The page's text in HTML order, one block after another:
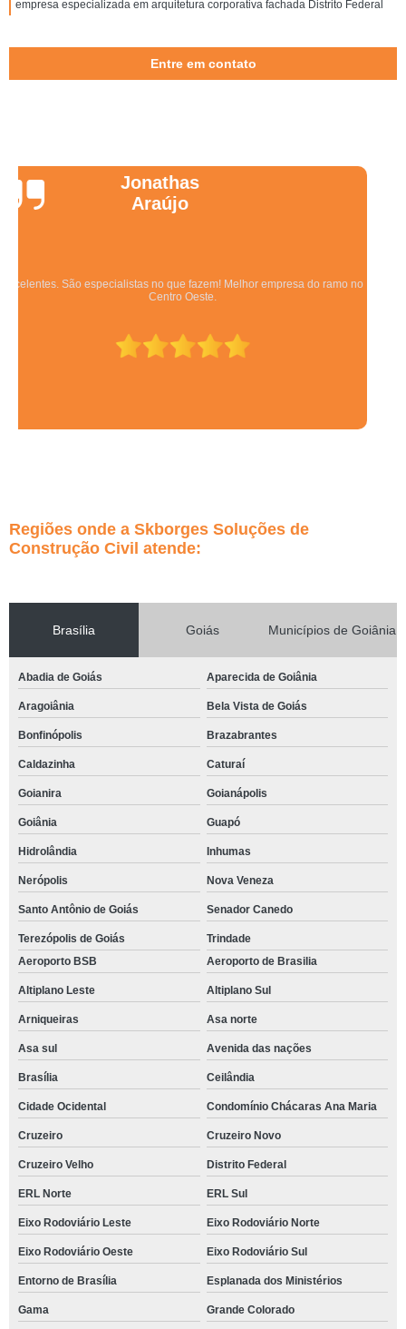
empresa especializada em arquitetura corporativa fachada Distrito Federal
Entre em contato
Wanessa
Marques
Equipe qualificada, atendimento muito pontual e de forma organizada.
Preza pela qualidade, bom gosto e preço justo.
Regiões onde a Skborges Soluções de
Construção Civil atende:
Brasília Goiás Municípios de Goiânia
Abadia de Goiás Aparecida de Goiânia
Aragoiânia Bela Vista de Goiás
Bonfinópolis Brazabrantes
Caldazinha Caturaí
Goianira Goianápolis
Goiânia Guapó
Hidrolândia Inhumas
Nerópolis Nova Veneza
Santo Antônio de Goiás Senador Canedo
Terezópolis de Goiás
Trindade
Aeroporto BSB
Aeroporto de Brasilia
Altiplano Leste Altiplano Sul
Arniqueiras Asa norte
Asa sul Avenida das nações
Brasília Ceilândia
Cidade Ocidental Condomínio Chácaras Ana Maria
Cruzeiro Cruzeiro Novo
Cruzeiro Velho Distrito Federal
ERL Norte ERL Sul
Eixo Rodoviário Leste Eixo Rodoviário Norte
Eixo Rodoviário Oeste Eixo Rodoviário Sul
Entorno de Brasília Esplanada dos Ministérios
Gama Grande Colorado